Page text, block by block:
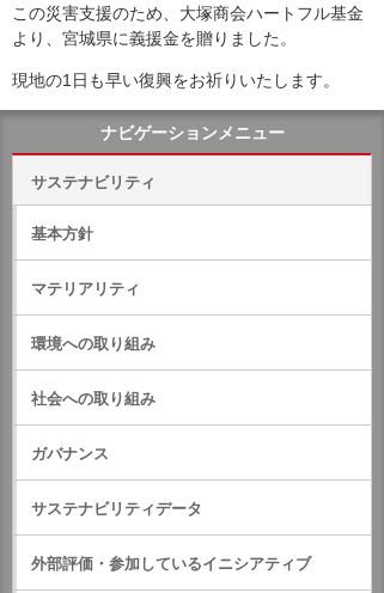
この災害支援のため、大塚商会ハートフル基金
より、宮城県に義援金を贈りました。
現地の1日も早い復興をお祈りいたします。
ナビゲーションメニュー
サステナビリティ
基本方針
マテリアリティ
環境への取り組み
社会への取り組み
ガバナンス
サステナビリティデータ
外部評価・参加しているイニシアティブ